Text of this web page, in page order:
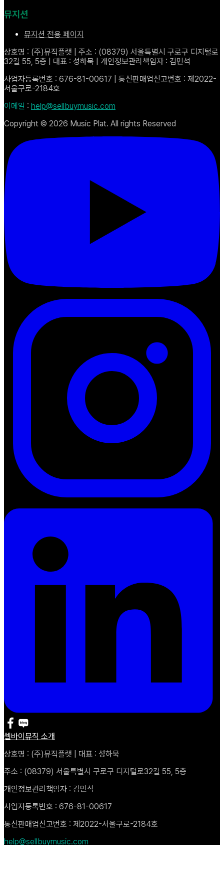
뮤지션
뮤지션 전용 페이지
상호명 : (주)뮤직플랫 | 주소 : (08379) 서울특별시 구로구 디지털로
32길 55, 5층 | 대표 : 성하묵 | 개인정보관리책임자 : 김민석
사업자등록번호 : 676-81-00617 | 통신판매업신고번호 : 제2022-
서울구로-2184호
이메일 : help@sellbuymusic.com
Copyright © 2026 Music Plat. All rights Reserved
셀바이뮤직 소개
상호명 : (주)뮤직플랫 | 대표 : 성하묵
주소 : (08379) 서울특별시 구로구 디지털로32길 55, 5층
개인정보관리책임자 : 김민석
사업자등록번호 : 676-81-00617
통신판매업신고번호 : 제2022-서울구로-2184호
help@sellbuymusic.com